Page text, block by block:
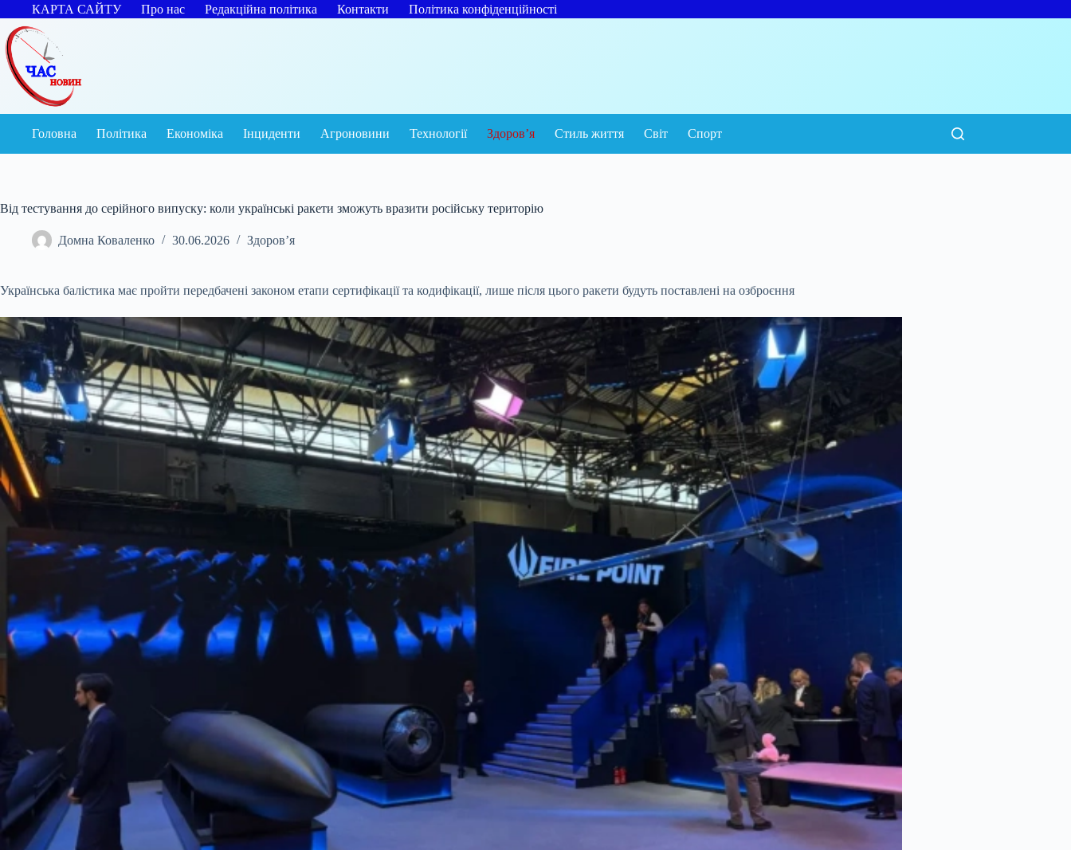
Перейти
до
вмісту
КАРТА САЙТУ Про нас Редакційна політика Контакти Політика конфіденційності
Головна Політика Економіка Інциденти Агроновини Технології Здоров’я Стиль життя Світ Спорт
Від тестування до серійного випуску: коли українські ракети зможуть вразити російську територію
Домна Коваленко 30.06.2026 Здоров’я
Українська балістика має пройти передбачені законом етапи сертифікації та кодифікації, лише після цього ракети будуть поставлені на озброєння